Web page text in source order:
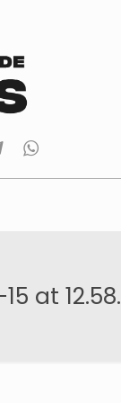
whatsapp
at